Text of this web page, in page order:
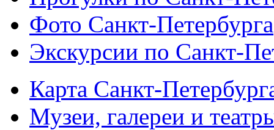
Фото Санкт-Петербурга
Экскурсии по Санкт-
Карта Санкт-
Музеи, галереи и